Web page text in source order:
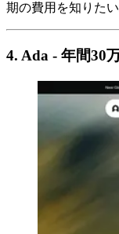
期の費用を知りた
4. Ada - 年間30